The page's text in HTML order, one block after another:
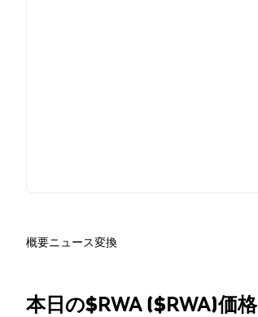
概要ニュース変換
本日の$RWA ($RWA)価格